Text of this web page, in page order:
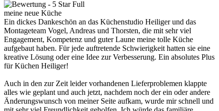
meine neue Küche
Ein dickes Dankeschön an das Küchenstudio Heiliger und das
Montageteam Vogel, Andreas und Thorsten, die mit sehr viel
Engagement, Kompetenz und guter Laune meine tolle Küche
aufgebaut haben. Für jede auftretende Schwierigkeit hatten sie eine
kreative Lösung oder eine Idee zur Verbesserung. Ein absolutes Plus
für Küchen Heiliger!
Auch in den zur Zeit leider vorhandenen Lieferproblemen klappte
alles wie geplant und auch jetzt, nachdem noch der ein oder andere
Änderungswunsch von meiner Seite aufkam, wurde mir schnell und